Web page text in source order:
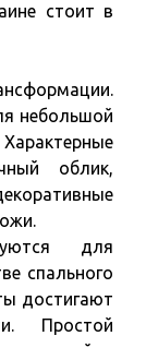
стоит в
небольшой
облик,
для
спального
достигают
Простой